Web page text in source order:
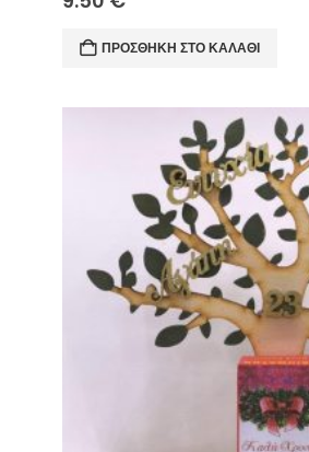
ΠΡΟΣΘΉΚΗ ΣΤΟ ΚΑΛΆΘΙ